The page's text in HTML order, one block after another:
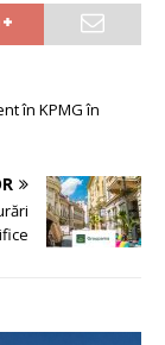
în KPMG în